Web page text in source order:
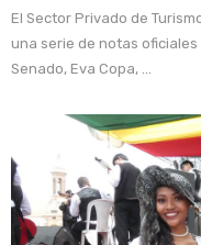
El Sector Privado de
una serie de notas
Senado, Eva Copa, ...